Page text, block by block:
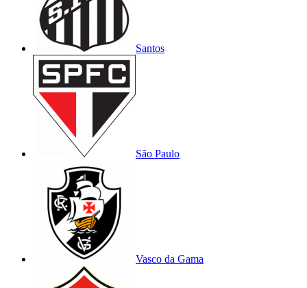
Santos
São Paulo
Vasco da Gama